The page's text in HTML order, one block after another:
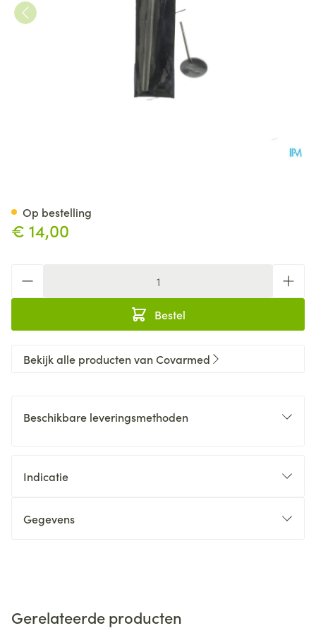
€ 14,00
Bestel
Op bestelling
Bekijk alle producten van Covarmed
Beschikbare leveringsmethoden
Indicatie
Gegevens
Gerelateerde producten